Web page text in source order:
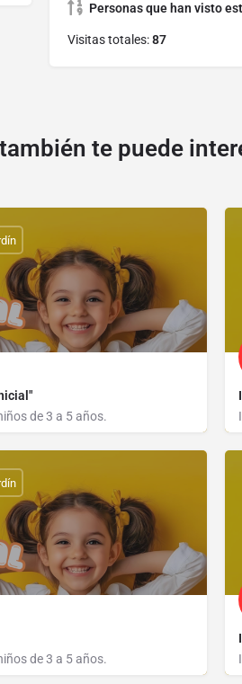
Personas que han visto
Visitas totales:87
te puede
de 3 a 5 años.
de 3 a 5 años.